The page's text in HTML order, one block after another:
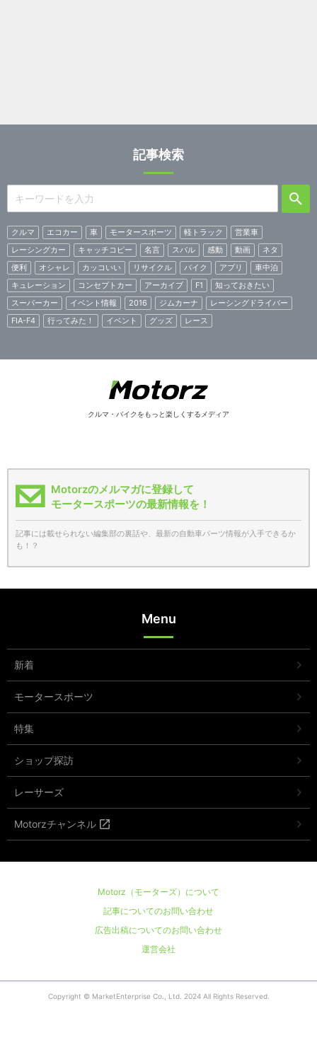
記事検索
クルマ エコカー 車 モータースポーツ 軽トラック
営業車
レーシングカー
キャッチコピー 名言 スバル 感動 動画
ネタ
便利
オシャレ カッコいい リサイクル バイク アプリ
車中泊
キュレーション
コンセプトカー アーカイブ F1
知っておきたい
スーパーカー
イベント情報 2016 ジムカーナ
レーシングドライバー
FIA-F4
行ってみた！ イベント グッズ レース
クルマ・バイクをもっと楽しくするメディア
Motorzのメルマガに登録して
モータースポーツの最新情報を！
記事には載せられない編集部の裏話や、最新の自動車パーツ情報が入手できるか
も！？
Menu
新着
モータースポーツ
特集
ショップ探訪
レーサーズ
Motorzチャンネル
Motorz（モーターズ）について
記事についてのお問い合わせ
広告出稿についてのお問い合わせ
運営会社
Copyright © MarketEnterprise Co., Ltd. 2024 All Rights Reserved.